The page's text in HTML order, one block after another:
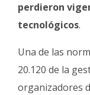
perdieron
tecnológicos.
Una de las
20.120 de la
organizadores